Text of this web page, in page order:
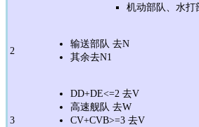
机动部队、水打
2
输送部队 去N
其余去N1
3
DD+DE<=2 去V
高速舰队 去W
CV+CVB>=3 去V